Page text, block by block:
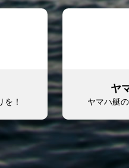
！
ヤ
ヤマハ艇